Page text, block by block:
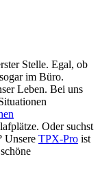
Stelle. Egal, ob
im Büro.
Leben. Bei uns
Oder suchst
Unsere TPX-Pro ist